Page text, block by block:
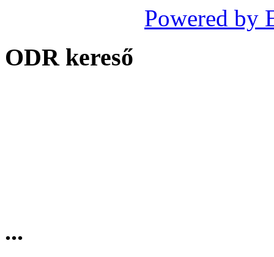
Powered by
ODR kereső
...